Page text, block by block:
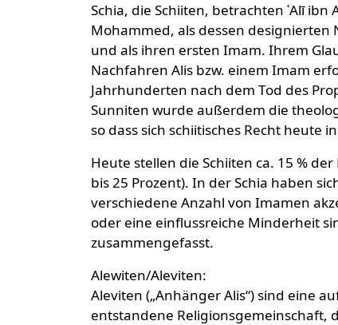
Schia, die Schiiten, betrachten ʿAlī
Mohammed, als dessen
und als ihren ersten Imam. Ihrem
Nachfahren Alis bzw. einem Imam
Jahrhunderten nach dem Tod des
Sunniten wurde außerdem die
so dass sich schiitisches Recht heute
Heute stellen die Schiiten ca. 15 %
bis 25 Prozent). In der Schia haben
verschiedene Anzahl von Imamen
oder eine einflussreiche Minderheit
zusammengefasst.
Alewiten/Aleviten:
Aleviten („Anhänger Alis“) sind eine
entstandene Religionsgemeinschaft,